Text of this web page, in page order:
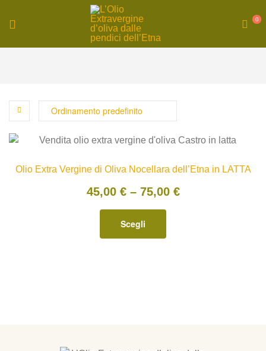
OlioCastro
Produzione
olio
extravergine
d’oliva
0
Olio Extra Vergine di Oliva Nocellara dell’Etna in LATTA
45,00 €– 75,00 €
Scegli